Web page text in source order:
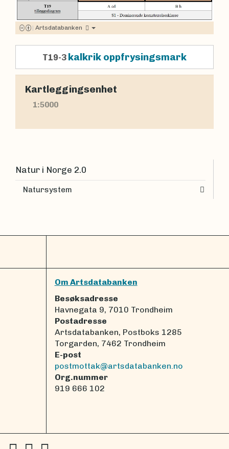
| Artsdatabanken
T19-3 kalkrik oppfrysingsmark
Kartleggingsenhet
1:5000
Natur i Norge 2.0
Natursystem
Om Artsdatabanken
Besøksadresse
Havnegata 9, 7010 Trondheim
Postadresse
Artsdatabanken, Postboks 1285
Torgarden, 7462 Trondheim
E-post
postmottak@artsdatabanken.no
Org.nummer
919 666 102